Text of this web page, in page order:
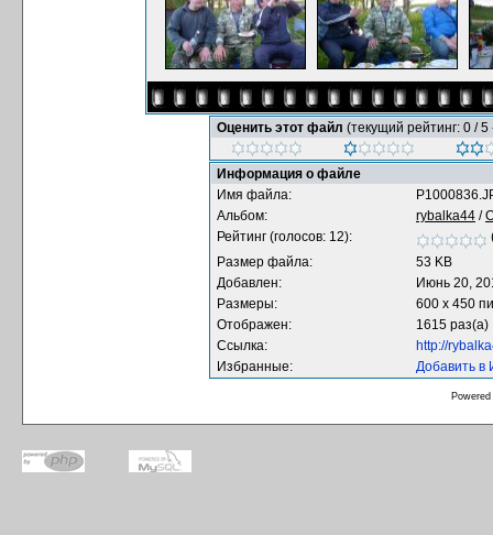
Оценить этот файл (текущий рейтинг: 0 / 5
Информация о файле
Имя файла:
Альбом:
rybalka44 /
Рейтинг (голосов: 12):
Размер файла:
53 KB
Добавлен:
Июнь 20,
Размеры:
600 x 450
Отображен:
1615 раз(а)
Ссылка:
http://
Избранные:
Добавить в